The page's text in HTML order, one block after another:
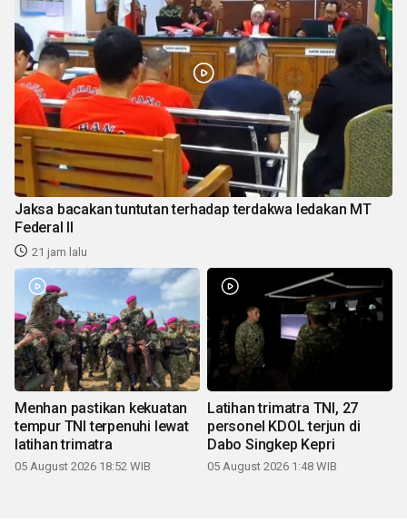
Jaksa bacakan tuntutan terhadap terdakwa ledakan MT
Federal II
21 jam lalu
Menhan pastikan kekuatan
tempur TNI terpenuhi lewat
latihan trimatra
05 August 2026 18:52 WIB
Latihan trimatra TNI, 27
personel KDOL terjun di
Dabo Singkep Kepri
05 August 2026 1:48 WIB